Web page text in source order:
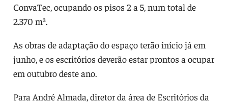
ConvaTec, ocupando os pisos 2 a 5, num total de
2.370 m².
As obras de adaptação do espaço terão início já em
junho, e os escritórios deverão estar prontos a ocupar
em outubro deste ano.
Para André Almada, diretor da área de Escritórios da